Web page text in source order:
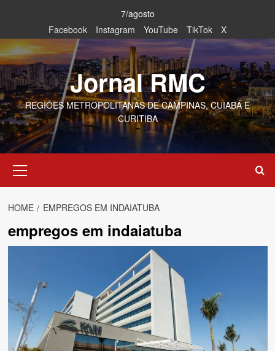
content
7/agosto
Facebook
Instagram YouTube TikTok X
Jornal RMC
REGIÕES METROPOLITANAS DE CAMPINAS, CUIABÁ E
CURITIBA
Menu
HOME EMPREGOS EM INDAIATUBA
empregos em indaiatuba